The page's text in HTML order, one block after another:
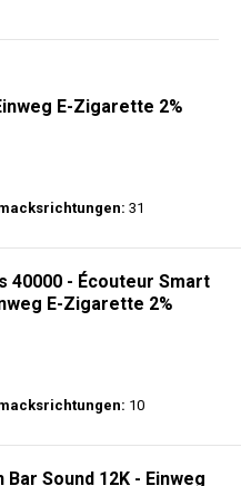
E-Zigarette 2%
31
40000 - Écouteur Smart
E-Zigarette 2%
10
Sound 12K - Einweg